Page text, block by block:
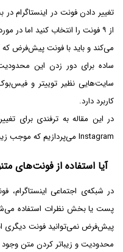
تغییر دادن فونت در اینستاگرام
از ۹ فونت را انتخاب کنید اما
ساده برای دور زدن این
سایت‌هایی نظیر توییتر و
کاربرد دارد.
در این مقاله به ترفندی برای
Instagram می‌پردازیم که موجب زیباتر شدن پست‌ها و پروفایل شما می‌شود.
آیا استفاده از فونت‌های
در شبکه‌ی اجتماعی
پیش‌فرض نمی‌توانید فونت دیگری
محدودیت و زیباتر کردن متن وجود